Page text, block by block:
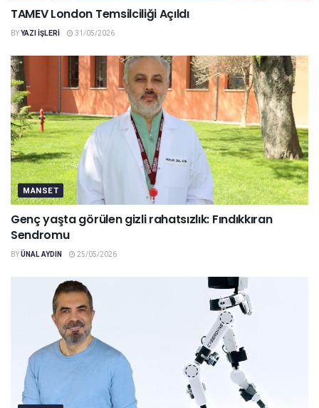
TAMEV London Temsilciliği Açıldı
BYYAZI IŞLERI 31/05/2026
MANSET
Genç yaşta görülen gizli rahatsızlık: Fındıkkıran
Sendromu
BYÜNAL AYDIN 25/05/2026